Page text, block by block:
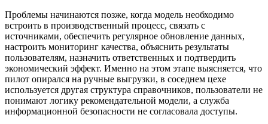
Проблемы начинаются позже, когда модель необходимо
встроить в производственный процесс, связать с
источниками, обеспечить регулярное обновление данных,
настроить мониторинг качества, объяснить результаты
пользователям, назначить ответственных и подтвердить
экономический эффект. Именно на этом этапе выясняется, что
пилот опирался на ручные выгрузки, в соседнем цехе
используется другая структура справочников, пользователи не
понимают логику рекомендательной модели, а служба
информационной безопасности не согласовала доступы.